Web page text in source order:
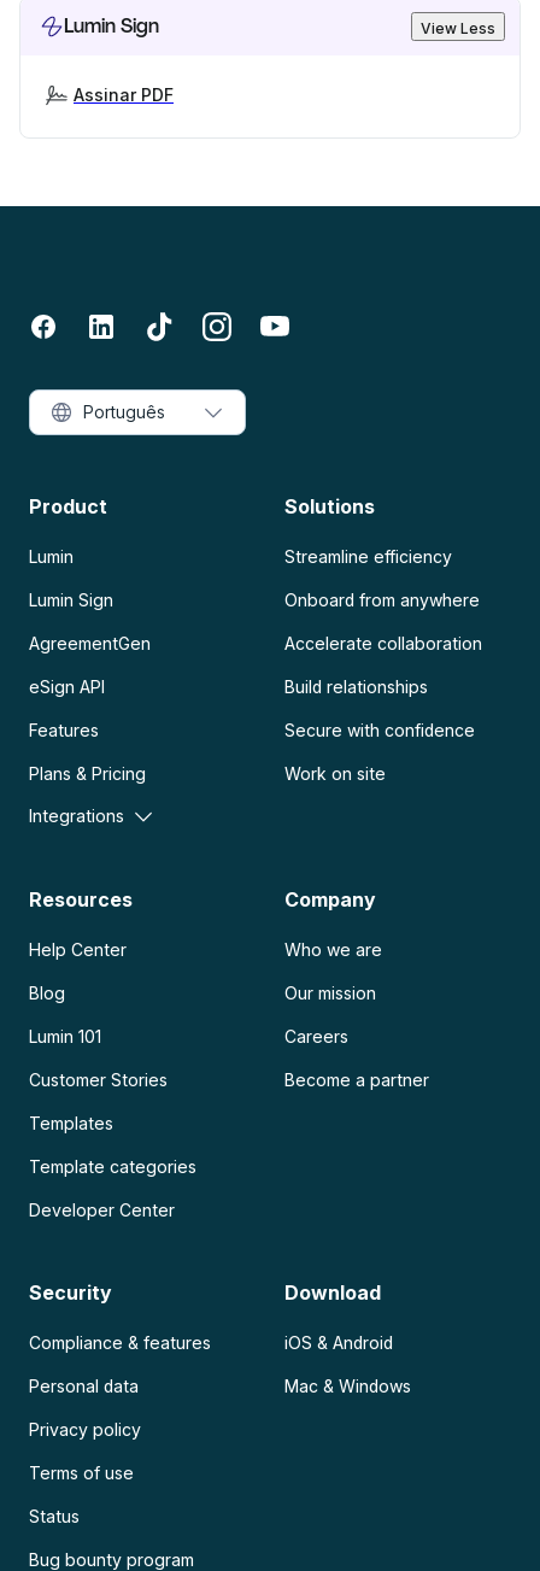
Lumin Sign View Less
Assinar PDF
Product
Lumin
Lumin Sign
AgreementGen
eSign API
Features
Plans & Pricing
Integrations
Solutions
Streamline efficiency
Onboard from anywhere
Accelerate collaboration
Build relationships
Secure with confidence
Work on site
Resources
Help Center
Blog
Lumin 101
Customer Stories
Templates
Template categories
Developer Center
Company
Who we are
Our mission
Careers
Become a partner
Security
Compliance & features
Personal data
Privacy policy
Terms of use
Status
Bug bounty program
Download
iOS & Android
Mac & Windows
Português